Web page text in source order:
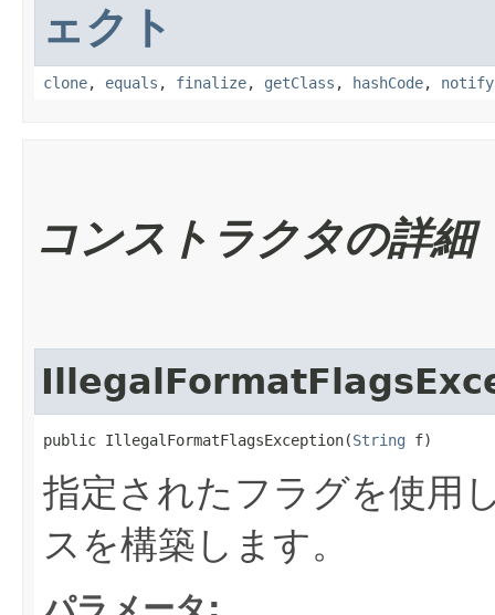
ェクト
clone, equals , finalize, getClass , hashCode, notify
コンストラクタの詳細
public IllegalFormatFlagsException​(String f)
指定されたフラグを使用
スを構築します。